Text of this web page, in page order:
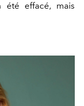
effacé, mais